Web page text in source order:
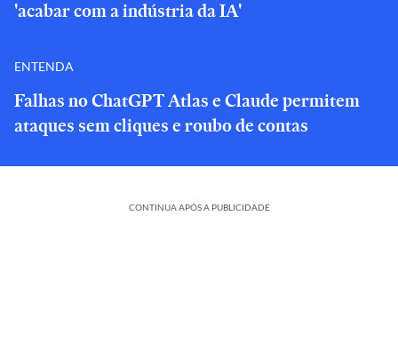
'acabar com a indústria da IA'
ENTENDA
Falhas no ChatGPT Atlas e Claude permitem
ataques sem cliques e roubo de contas
CONTINUA APÓS A PUBLICIDADE